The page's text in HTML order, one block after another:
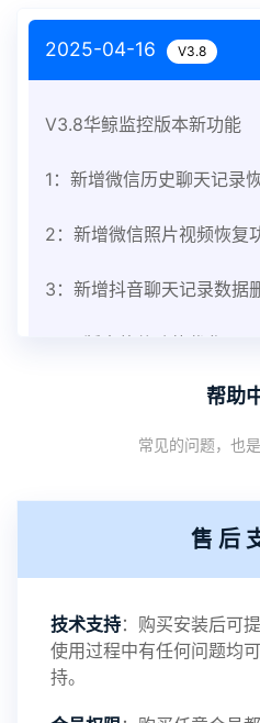
2025-04-16 V3.8
V3.8华鲸监控版本新功能
1：新增微信历史聊天记录
2：新增微信照片视频恢复
3：新增抖音聊天记录数据
1：优化监控终端从当前监
机设备响应慢问题
4：优化离线云储存服务器
5：优化关闭监控后离线设
帮助
常见的问题，也
售后
技术支持：购买安装后可
使用过程中有任何问题均
持。